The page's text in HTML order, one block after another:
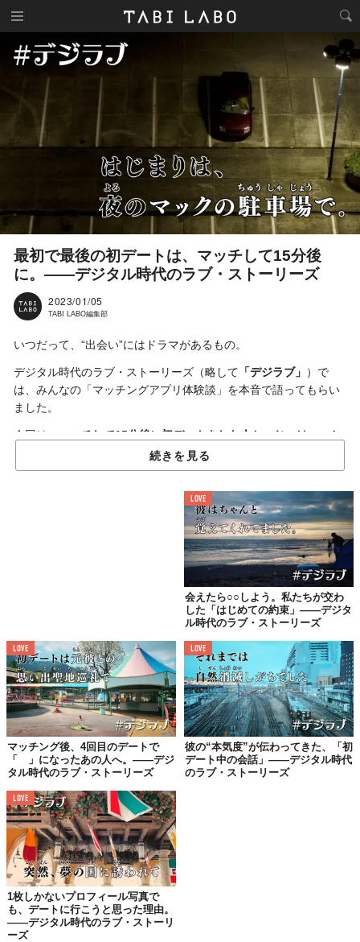
最初で最後の初デートは、マッチして15分後
に。——デジタル時代のラブ・ストーリーズ
2023/01/05
TABI LABO編集部
いつだって、“出会い”にはドラマがあるもの。
デジタル時代のラブ・ストーリーズ（略して 「デジラブ」 ）で
は、みんなの「マッチングアプリ体験談」を本音で語ってもらい
ました。
今回は、
マッチして15分後に初デートをした人と、じつは……と
いう今夜も眠れないさん（27歳/女性）
ハワイでの豪遊から早7年
「明日はドイツの女の子と遊ぶんだ〜！」
と、毎日違う女の子でびっしりな1週間のデートスケジュールを楽
しげに見せてくれたドバイ出身のイケメンとハワイで豪遊したの
そんな元気な時代から早7年が過ぎ……長く付き合った彼氏と別れ
て間もなかったわたしは、人肌恋しくてマッチングアプリに登
録。
国際色豊かな人たちとの刺激的なやりとりで気持ちを紛らわせて
いました。
マッチして15分後には
会いに向かっていました
とはいえ、写真とメッセージだけでは誰のことも信用できず、会
う勇気がなかなか出なくて。
けれど、そろそろひとりくらい……！と決意して間も無いタイミ
ングで新たなマッチ。
その彼とはびっくりするくらい話が早く進み、15分後には会いに
続きを見る
LOVE
会えたら○○しよう。私たちが交わ
した「はじめての約束」——デジタ
ル時代のラブ・ストーリーズ
LOVE
マッチング後、4回目のデートで
「 」になったあの人へ。——デジ
タル時代のラブ・ストーリーズ
LOVE
彼の“本気度”が伝わってきた、「初
デート中の会話」——デジタル時代
のラブ・ストーリーズ
LOVE
1枚しかないプロフィール写真で
も、デートに行こうと思った理由。
——デジタル時代のラブ・ストーリ
ーズ